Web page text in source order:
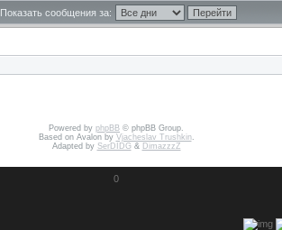
Показать сообщения за:
Powered by phpBB © phpBB Group.
Based on Avalon by Vjacheslav Trushkin.
Adapted by SerDIDG& DimazzzZ
0